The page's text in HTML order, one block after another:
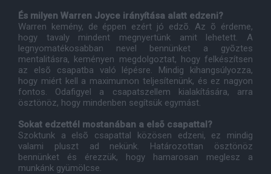
És milyen Warren Joyce irányítása alatt edzeni?
Warren kemény, de éppen ezért jó edzõ. Az õ érdeme,
hogy tavaly mindent megnyertünk amit lehetett. A
legnyomatékosabban nevel bennünket a gyõztes
mentalitásra, keményen megdolgoztat, hogy felkészítsen
az elsõ csapatba való lépésre. Mindig kihangsúlyozza,
hogy miért kell a maximumon teljesítenünk, és ez nagyon
fontos. Odafigyel a csapatszellem kialakítására, arra
ösztönöz, hogy mindenben segítsük egymást.
Sokat edzettél mostanában a elsõ csapattal?
Szoktunk a elsõ csapattal közösen edzeni, ez mindig
valami pluszt ad nekünk. Határozottan ösztönöz
bennünket és érezzük, hogy hamarosan meglesz a
munkánk gyümölcse.